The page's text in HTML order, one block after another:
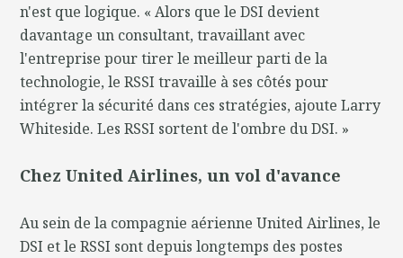
n'est que logique. « Alors que le DSI devient
davantage un consultant, travaillant avec
l'entreprise pour tirer le meilleur parti de la
technologie, le RSSI travaille à ses côtés pour
intégrer la sécurité dans ces stratégies, ajoute Larry
Whiteside. Les RSSI sortent de l'ombre du DSI. »
Chez United Airlines, un vol d'avance
Au sein de la compagnie aérienne United Airlines, le
DSI et le RSSI sont depuis longtemps des postes